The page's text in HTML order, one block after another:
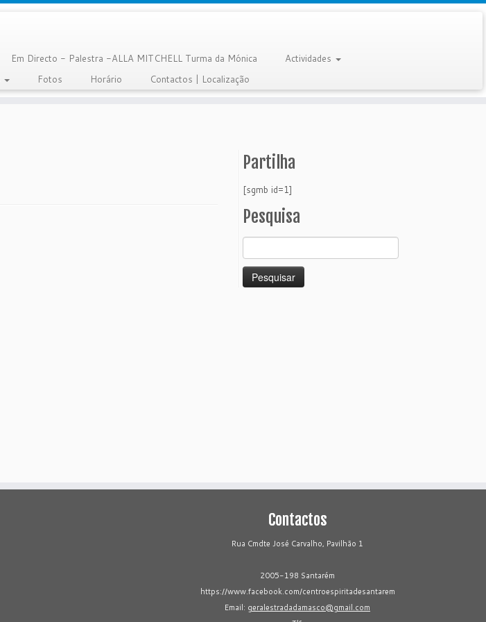
Em Directo - Palestra -ALLA MITCHELL Turma da Mónica
Actividades
Fotos Horário Contactos | Localização
Partilha
[sgmb id=1]
Pesquisa
por:
Contactos
Rua Cmdte José Carvalho, Pavilhão 1
2005-198 Santarém
https://www.facebook.com/centroespiritadesantarem
Email: geralestradadamasco@gmail.com